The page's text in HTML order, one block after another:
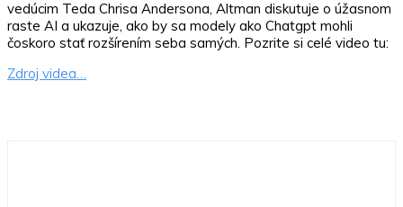
vedúcim Teda Chrisa Andersona, Altman diskutuje o úžasnom
raste AI a ukazuje, ako by sa modely ako Chatgpt mohli
čoskoro stať rozšírením seba samých. Pozrite si celé video tu:
Zdroj videa…